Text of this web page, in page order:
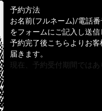
予約方法
お名前(フルネーム)/電話
をフォームにご記入し送信
予約完了後こちらよりお
届きます。
現在、予約受付期間ではあ